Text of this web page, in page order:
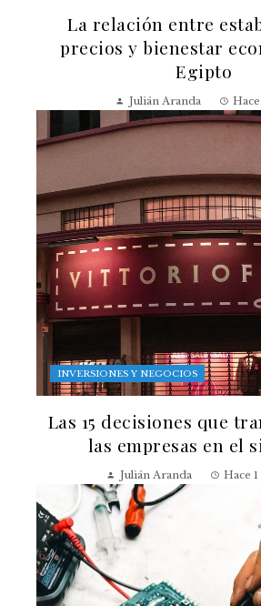
La relación entre
precios y bienestar
Egipto
Julián Aranda
INVERSIONES Y NEGOCIOS
Las 15 decisiones que
las empresas en el
Julián Aranda Hace